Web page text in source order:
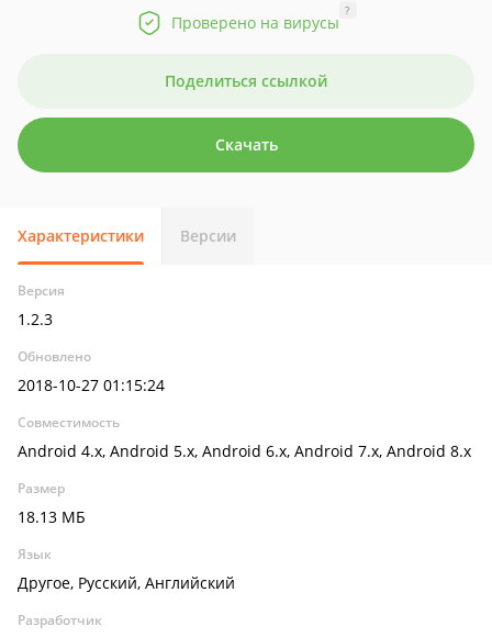
Проверено на вирусы
?
Поделиться ссылкой
Скачать
Характеристики Версии
Версия
1.2.3
Обновлено
2018-10-27 01:15:24
Совместимость
Android 4.x, Android 5.x, Android 6.x, Android 7.x, Android 8.x
Размер
18.13 МБ
Язык
Другое, Русский, Английский
Разработчик